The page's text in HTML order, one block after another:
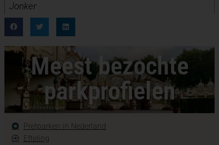
Jonker
Meest bezochte
parkprofielen
Pretparken in Nederland
Efteling